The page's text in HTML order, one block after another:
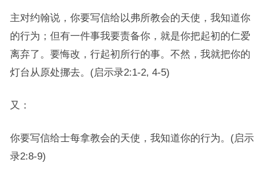
主对约翰说，你要写信给以弗所教会的天使，我知道你
的行为；但有一件事我要责备你，就是你把起初的仁爱
离弃了。要悔改，行起初所行的事。不然，我就把你的
灯台从原处挪去。(启示录2:1-2, 4-5)
又：
你要写信给士每拿教会的天使，我知道你的行为。(启示
录2:8-9)